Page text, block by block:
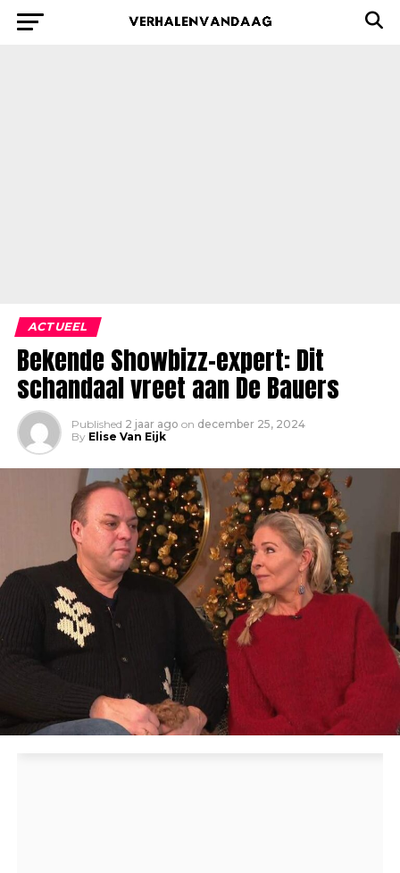
ACTUEEL
Bekende Showbizz-expert: Dit
schandaal vreet aan De Bauers
Published 2 jaar ago on december 25, 2024
By Elise Van Eijk